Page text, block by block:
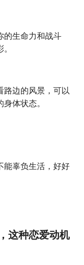
的生命力和战斗
路边的风景，可以
体状态。
能辜负生活，好好
这种恋爱动机